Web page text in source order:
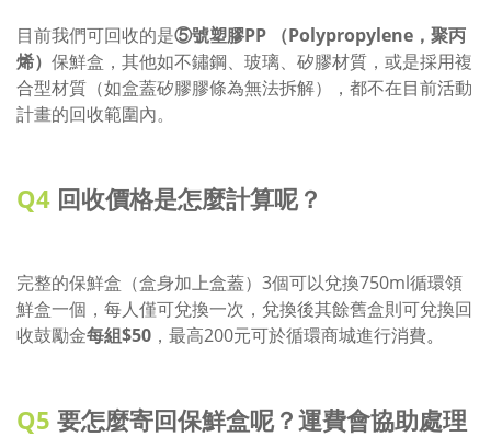
目前我們可回收的是⑤號塑膠PP （Polypropylene，聚丙
烯） 保鮮盒，其他如不鏽鋼、玻璃、矽膠材質，或是採用複
合型材質（如盒蓋矽膠膠條為無法拆解），都不在目前活動
計畫的回收範圍內。
Q4 回收價格是怎麼計算呢？
完整的保鮮盒（盒身加上盒蓋）3個可以兌換750ml循環領
鮮盒一個，每人僅可兌換一次，兌換後其餘舊盒則可兌換回
收鼓勵金每組$50 ，最高200元可於循環商城進行消費。
Q5 要怎麼寄回保鮮盒呢？運費會協助處理